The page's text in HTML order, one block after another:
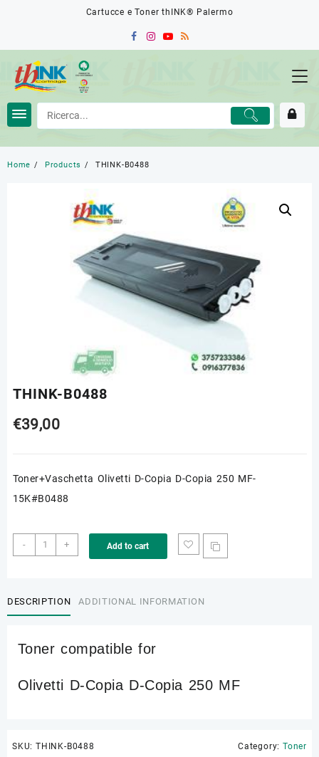
Cartucce e Toner thINK® Palermo
Home Products THINK-B0488
THINK-B0488
€39,00
Toner+Vaschetta Olivetti D-Copia D-Copia 250 MF-
15K#B0488
-
THINK-
B0488
+ Add to cart
DESCRIPTION ADDITIONAL INFORMATION
Toner compatible for
Olivetti D-Copia D-Copia 250 MF
SKU: THINK-B0488 Category: Toner